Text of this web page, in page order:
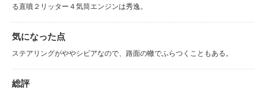
る直噴２リッター４気筒エンジンは秀逸。
気になった点
ステアリングがややシビアなので、路面の轍でふらつくこともある。
総評